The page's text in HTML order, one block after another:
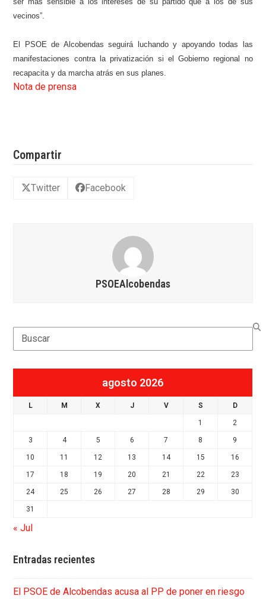
vecinos”.
El PSOE de Alcobendas seguirá luchando y apoyando todas las
manifestaciones contra la privatización si el Gobierno regional no
recapacita y da marcha atrás en sus planes.
Nota de prensa
Compartir
Twitter Facebook
PSOEAlcobendas
Search
agosto 2026
L M X J V S D
1 2
3 4 5 6 7 8 9
10 11 12 13 14 15 16
17 18 19 20 21 22 23
24 25 26 27 28 29 30
31
« Jul
Entradas recientes
El PSOE de Alcobendas acusa al PP de poner en riesgo